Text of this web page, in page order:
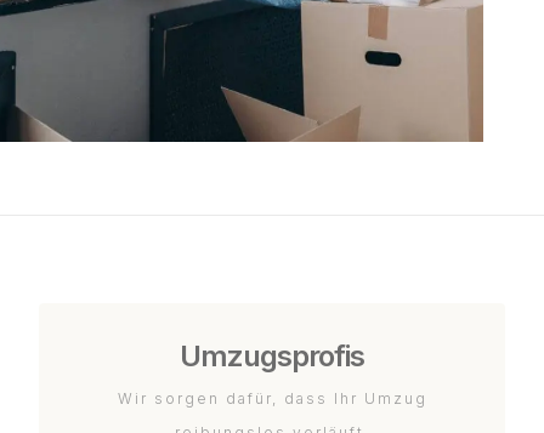
Umzugsprofis
Wir sorgen dafür, dass Ihr Umzug